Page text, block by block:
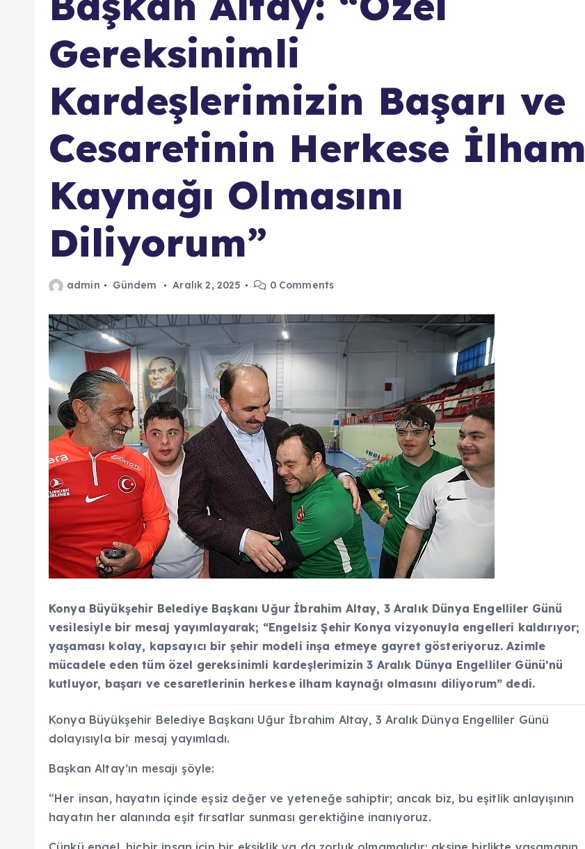
Gereksinimli
Kardeşlerimizin Başarı ve
Cesaretinin Herkese İlham
Kaynağı Olmasını
Diliyorum”
admin Gündem Aralık 2, 2025 0 Comments
Konya Büyükşehir Belediye Başkanı Uğur İbrahim Altay, 3 Aralık Dünya Engelliler Günü
vesilesiyle bir mesaj yayımlayarak; “Engelsiz Şehir Konya vizyonuyla engelleri kaldırıyor;
yaşaması kolay, kapsayıcı bir şehir modeli inşa etmeye gayret gösteriyoruz. Azimle
mücadele eden tüm özel gereksinimli kardeşlerimizin 3 Aralık Dünya Engelliler Günü’nü
kutluyor, başarı ve cesaretlerinin herkese ilham kaynağı olmasını diliyorum” dedi.
Konya Büyükşehir Belediye Başkanı Uğur İbrahim Altay, 3 Aralık Dünya Engelliler Günü
dolayısıyla bir mesaj yayımladı.
Başkan Altay’ın mesajı şöyle:
“Her insan, hayatın içinde eşsiz değer ve yeteneğe sahiptir; ancak biz, bu eşitlik anlayışının
hayatın her alanında eşit fırsatlar sunması gerektiğine inanıyoruz.